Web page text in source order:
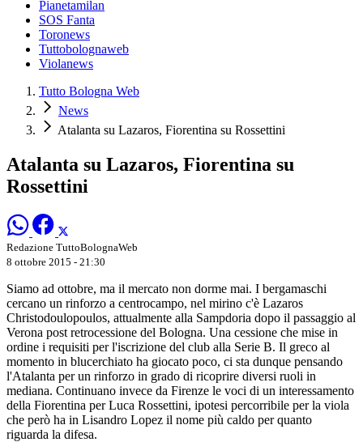
Pianetamilan
SOS Fanta
Toronews
Tuttobolognaweb
Violanews
Tutto Bologna Web
News
Atalanta su Lazaros, Fiorentina su Rossettini
Atalanta su Lazaros, Fiorentina su
Rossettini
Redazione TuttoBolognaWeb
8 ottobre 2015 - 21:30
Siamo ad ottobre, ma il mercato non dorme mai. I bergamaschi
cercano un rinforzo a centrocampo, nel mirino c'è Lazaros
Christodoulopoulos, attualmente alla Sampdoria dopo il passaggio al
Verona post retrocessione del Bologna. Una cessione che mise in
ordine i requisiti per l'iscrizione del club alla Serie B. Il greco al
momento in blucerchiato ha giocato poco, ci sta dunque pensando
l'Atalanta per un rinforzo in grado di ricoprire diversi ruoli in
mediana. Continuano invece da Firenze le voci di un interessamento
della Fiorentina per Luca Rossettini, ipotesi percorribile per la viola
che però ha in Lisandro Lopez il nome più caldo per quanto
riguarda la difesa.